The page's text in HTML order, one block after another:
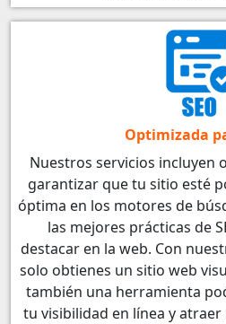
Optimizada
Nuestros servicios incluyen
garantizar que tu sitio esté
óptima en los motores de
las mejores prácticas de
destacar en la web. Con
solo obtienes un sitio web
también una herramienta
tu visibilidad en línea y